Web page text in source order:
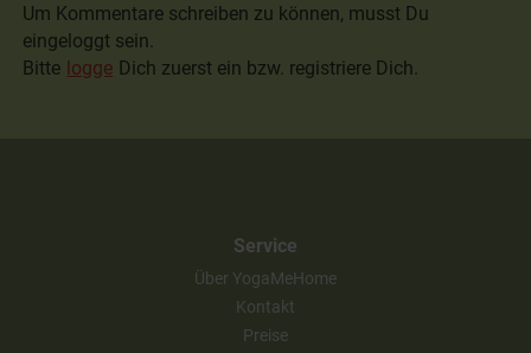
Um Kommentare schreiben zu können, musst Du
eingeloggt sein.
Bitte logge Dich zuerst ein bzw. registriere Dich.
Service
Über YogaMeHome
Kontakt
Preise